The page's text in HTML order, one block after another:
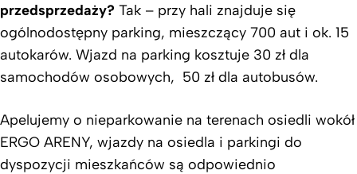
przedsprzedaży? Tak – przy hali znajduje się
ogólnodostępny parking, mieszczący 700 aut i ok. 15
autokarów. Wjazd na parking kosztuje 30 zł dla
samochodów osobowych, 50 zł dla autobusów.
Apelujemy o nieparkowanie na terenach osiedli wokół
ERGO ARENY, wjazdy na osiedla i parkingi do
dyspozycji mieszkańców są odpowiednio